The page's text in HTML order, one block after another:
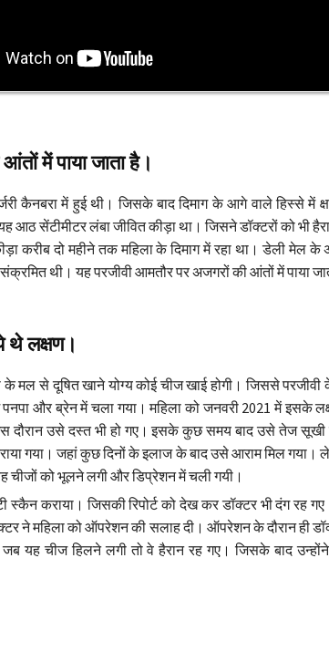
में पाया जाता है।
कैनबरा में हुई थी। जिसके बाद दिमाग के आगे वाले हिस्से में
आठ सेंटीमीटर लंबा जीवित कीड़ा था। जिसने डॉक्टरों को भी
करीब दो महीने तक महिला के दिमाग में रहा था। डेली मेल के
थी। यह परजीवी आमतौर पर अजगरों की आंतों में पाया
लक्षण।
के मल से दूषित खाने योग्य कोई चीज खाई होगी। जिससे
और ब्रेन में चला गया। महिला को जनवरी 2021 में
दौरान उसे दस्त भी हो गए। इसके कुछ समय बाद उसे तेज सूखी
गया। जहां कुछ दिनों के इलाज के बाद उसे आराम मिल
चीजों को भूलने लगी और डिप्रेशन में चली गयी।
स्कैन कराया। जिसकी रिपोर्ट को देख कर डॉक्टर भी दंग रह
ने महिला को ऑपरेशन की सलाह दी। ऑपरेशन के दौरान ही
यह चीज हिलने लगी तो वे हैरान रह गए। जिसके बाद